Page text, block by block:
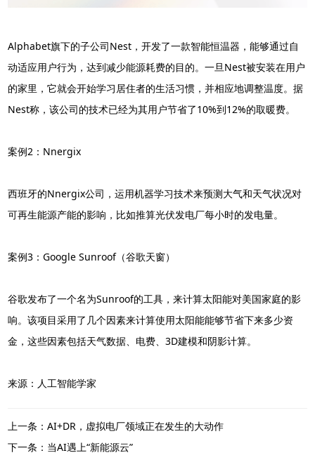
Alphabet旗下的子公司Nest，开发了一款智能恒温器，能够通过自
动适应用户行为，达到减少能源耗费的目的。一旦Nest被安装在用户
的家里，它就会开始学习居住者的生活习惯，并相应地调整温度。据
Nest称，该公司的技术已经为其用户节省了10%到12%的取暖费。
案例2：Nnergix
西班牙的Nnergix公司，运用机器学习技术来预测大气和天气状况对
可再生能源产能的影响，比如推算光伏发电厂每小时的发电量。
案例3：Google Sunroof（谷歌天窗）
谷歌发布了一个名为Sunroof的工具，来计算太阳能对美国家庭的影
响。该项目采用了几个因素来计算使用太阳能能够节省下来多少资
金，这些因素包括天气数据、电费、3D建模和阴影计算。
来源：人工智能学家
上一条：AI+DR，虚拟电厂领域正在发生的大动作
下一条：当AI遇上“新能源云”